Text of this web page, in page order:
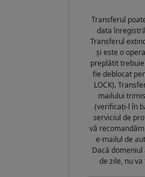
Transferul
data
Transferul
și este o
preplătit
fie deblocat
LOCK).
mailului
(verificați-l în
serviciul de
vă
e-mailul de
Dacă
de zile, nu